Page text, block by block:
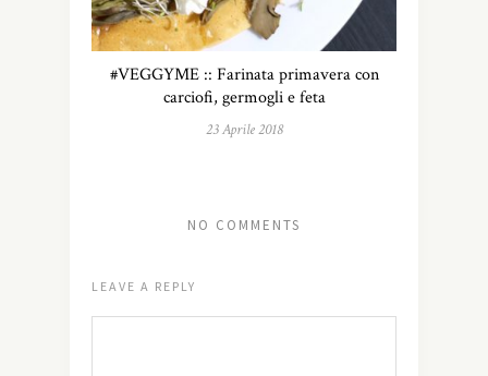
#VEGGYME :: Farinata primavera con
carciofi, germogli e feta
23 Aprile 2018
NO COMMENTS
LEAVE A REPLY